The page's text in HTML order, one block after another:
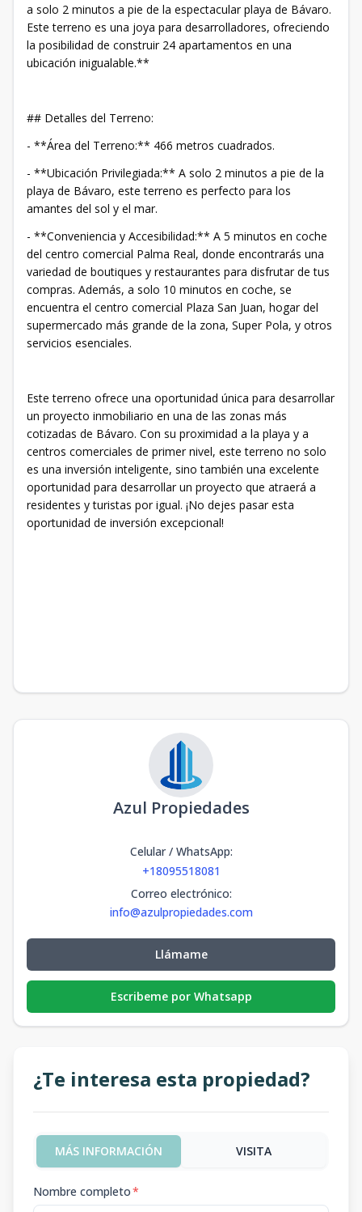
a solo 2 minutos a pie de la espectacular playa de Bávaro.
Este terreno es una joya para desarrolladores, ofreciendo
la posibilidad de construir 24 apartamentos en una
ubicación inigualable.**
## Detalles del Terreno:
- **Área del Terreno:** 466 metros cuadrados.
- **Ubicación Privilegiada:** A solo 2 minutos a pie de la
playa de Bávaro, este terreno es perfecto para los
amantes del sol y el mar.
- **Conveniencia y Accesibilidad:** A 5 minutos en coche
del centro comercial Palma Real, donde encontrarás una
variedad de boutiques y restaurantes para disfrutar de tus
compras. Además, a solo 10 minutos en coche, se
encuentra el centro comercial Plaza San Juan, hogar del
supermercado más grande de la zona, Super Pola, y otros
servicios esenciales.
Este terreno ofrece una oportunidad única para desarrollar
un proyecto inmobiliario en una de las zonas más
cotizadas de Bávaro. Con su proximidad a la playa y a
centros comerciales de primer nivel, este terreno no solo
es una inversión inteligente, sino también una excelente
oportunidad para desarrollar un proyecto que atraerá a
residentes y turistas por igual. ¡No dejes pasar esta
oportunidad de inversión excepcional!
Azul Propiedades
Celular / WhatsApp:
+18095518081
Correo electrónico:
info@azulpropiedades.com
Llámame
Escribeme por Whatsapp
¿Te interesa esta propiedad?
MÁS INFORMACIÓN VISITA
Nombre completo*